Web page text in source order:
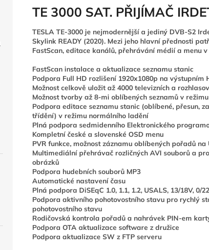
TE 3000 SAT. PŘIJÍMAČ
TESLA TE-3000 je nejmodernější a jediný DVB-S2
Skylink READY (2020). Mezi jeho hlavní přednosti
FastScan, editace kanálů, přehrávání médií a menu v
FastScan instalace a aktualizace seznamu stanic
Podpora Full HD rozlišení 1920x1080p na výstupním
Možnost celkově uložit až 4000 televizních a
Možnost tvorby až 8-mi oblíbených seznamů v
Podpora editace seznamu stanic (oblíbené, přesun,
třídění) v režimu normálního ladění
Plná podpora sedmidenního Elektronického
Kompletní české a slovenské OSD menu
PVR funkce, možnost záznamu oblíbených pořadů na
Multimediální přehrávač rozličných AVI souborů a
obrázků
Podpora hudebních souborů MP3
Automatické nastavení času
Plná podpora DiSEqC 1.0, 1.1, 1.2, USALS, 13/18V, 0/
Podpora aktivního pohotovostního stavu pro rychlý
pohotovostního stavu
Rodičovská kontrola pořadů a nahrávek PIN-em
Podpora OTA aktualizace software z družice
Podpora aktualizace SW z FTP serveru